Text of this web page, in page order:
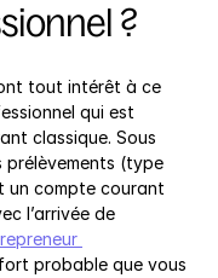
?
tout intérêt à ce
qui est
classique. Sous
prélèvements (type
un compte courant
l’arrivée de
probable que vous